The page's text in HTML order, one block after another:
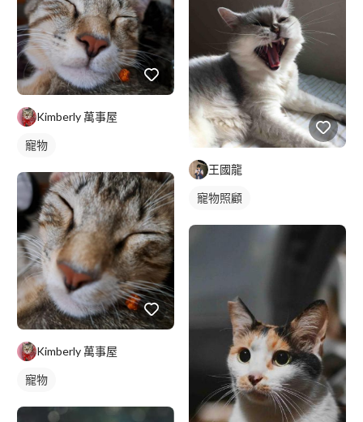
Kimberly 萬事屋
寵物
Kimberly 萬事屋
寵物
王國龍
寵物照顧